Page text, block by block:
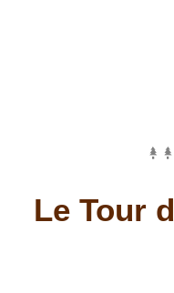
Le Tour